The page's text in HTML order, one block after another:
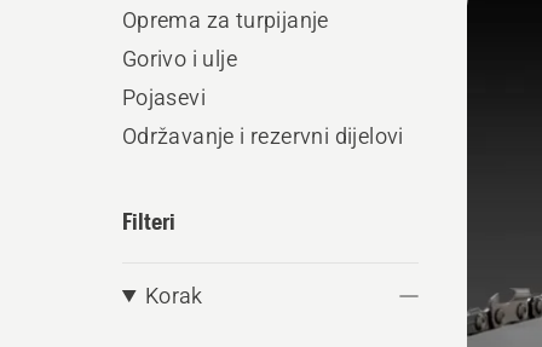
Oprema za turpijanje
Gorivo i ulje
Pojasevi
Održavanje i rezervni dijelovi
Filteri
Korak